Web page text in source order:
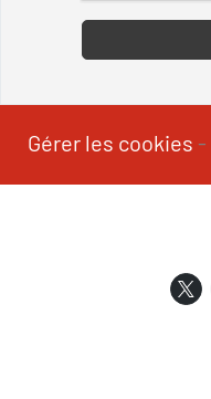
Gérer les cookies -